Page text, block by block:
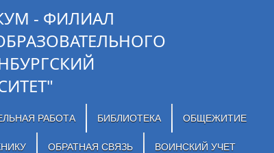
- ФИЛИАЛ
РАБОТА БИБЛИОТЕКА ОБЩЕЖИТИЕ
ОБРАТНАЯ СВЯЗЬ ВОИНСКИЙ УЧЕТ